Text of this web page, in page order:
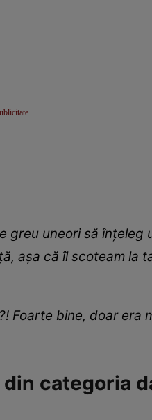
uneori să înţeleg
aşa că îl scoteam la
Foarte bine, doar era
din categoria